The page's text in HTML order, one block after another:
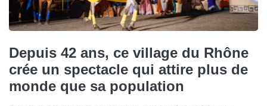
Depuis 42 ans, ce village du Rhône
crée un spectacle qui attire plus de
monde que sa population